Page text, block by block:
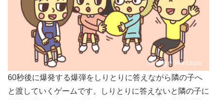
60秒後に爆発する爆弾をしりとりに答えながら隣の子へ
と渡していくゲームです。しりとりに答えないと隣の子に